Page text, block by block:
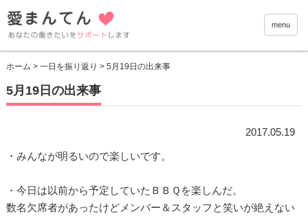
愛まん
menu
ホーム > 一日を振り返り > 5月19日の出来事
5月19日の出来事
2017.05.19
・みんなが明るいので楽しいです。
・今日は以前から予定していたＢＢＱを楽しんだ。
数名欠席者があったけどメンバー＆スタッフと笑いが絶えない